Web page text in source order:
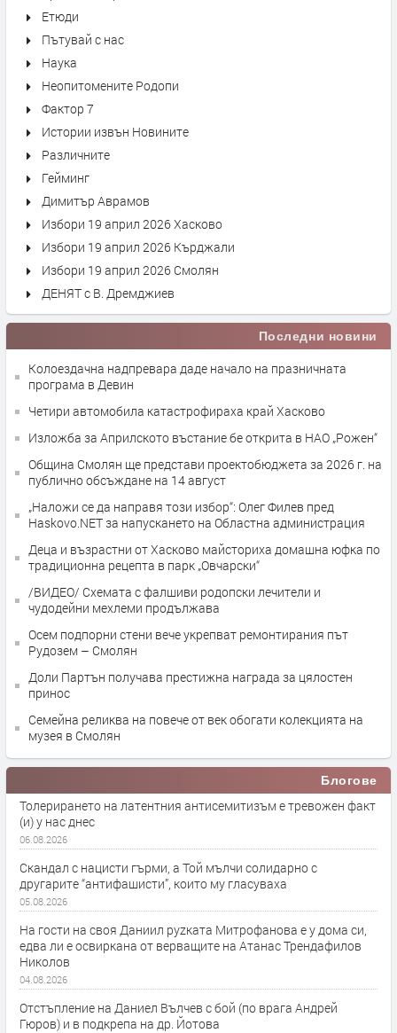
Етюди
Пътувай с нас
Наука
Неопитомените Родопи
Фактор 7
Истории извън Новините
Различните
Гейминг
Димитър Аврамов
Избори 19 април 2026 Хасково
Избори 19 април 2026 Кърджали
Избори 19 април 2026 Смолян
ДЕНЯТ с В. Дремджиев
Последни новини
Колоездачна надпревара даде начало на празничната
програма в Девин
Четири автомобила катастрофираха край Хасково
Изложба за Априлското въстание бе открита в НАО „Рожен“
Община Смолян ще представи проектобюджета за 2026 г. на
публично обсъждане на 14 август
„Наложи се да направя този избор“: Олег Филев пред
Haskovo.NET за напускането на Областна администрация
Деца и възрастни от Хасково майсториха домашна юфка по
традиционна рецепта в парк „Овчарски“
/ВИДЕО/ Схемата с фалшиви родопски лечители и
чудодейни мехлеми продължава
Осем подпорни стени вече укрепват ремонтирания път
Рудозем – Смолян
Доли Партън получава престижна награда за цялостен
принос
Семейна реликва на повече от век обогати колекцията на
музея в Смолян
Блогове
Толерирането на латентния антисемитизъм е тревожен факт
(и) у нас днес
06.08.2026
Скандал с нацисти гърми, а Той мълчи солидарно с
другарите “антифашисти”, които му гласуваха
05.08.2026
На гости на своя Даниил руzката Митрофанова е у дома си,
едва ли е освиркана от верващите на Атанас Трендафилов
Николов
04.08.2026
Отстъпление на Даниел Вълчев с бой (по врага Андрей
Гюров) и в подкрепа на др. Йотова